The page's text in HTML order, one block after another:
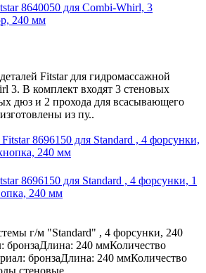
8640050 для Combi-Whirl, 3
240 мм
Fitstar для гидромассажной
3. В комплект входят 3 стеновых
дюз и 2 прохода для всасывающего
из пу..
8696150 для Standard , 4 форсунки, 1
240 мм
г/м "Standard" , 4 форсунки, 240
бронзаДлина: 240 ммКоличество
бронзаДлина: 240 ммКоличество